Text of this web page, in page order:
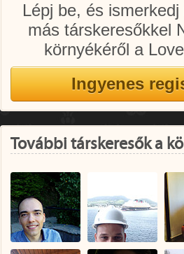
Lépj be, és
más társkeresőkkel
környékéről a
További társkeresők a